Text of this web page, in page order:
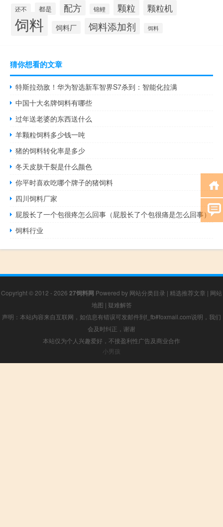
还不 都是 配方 锦鲤 颗粒 颗粒机
饲料 饲料厂 饲料添加剂 饵料
猜你想看的文章
特斯拉劲敌！华为智选新车智界S7杀到：智能化拉满
中国十大名牌饲料有哪些
过年送老婆的东西送什么
羊颗粒饲料多少钱一吨
猪的饲料转化率是多少
冬天皮肤干裂是什么颜色
你平时喜欢吃哪个牌子的猪饲料
四川饲料厂家
屁股长了一个包很疼怎么回事（屁股长了个包很痛是怎么回事）
饲料行业
Copyright © 2012 - 2026 27饲料网 Powered by 网站分类目录 | 精选推荐文章 | 网站
地图 | 疑难解答
声明：本站内容来自互联网，如信息有错误可发邮件到f_fb#foxmail.com说明，我们
会及时纠正，谢谢
本站仅为个人兴趣爱好，不接盈利性广告及商业合作
小男孩